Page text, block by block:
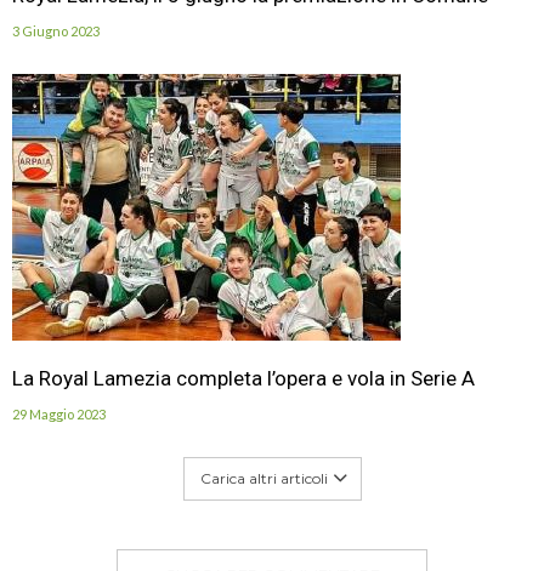
3 Giugno 2023
La Royal Lamezia completa l’opera e vola in Serie A
29 Maggio 2023
Carica altri articoli